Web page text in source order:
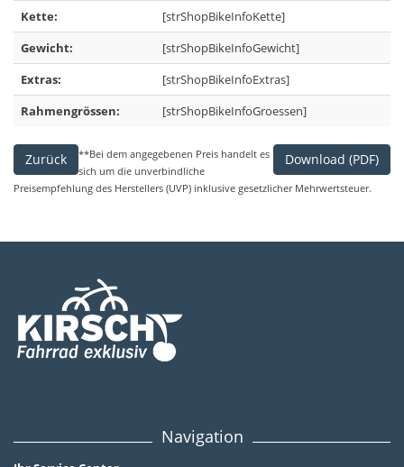
Kette:
[strShopBikeInfoKette]
Gewicht:
[strShopBikeInfoGewicht]
Extras:
[strShopBikeInfoExtras]
Rahmengrössen:
[strShopBikeInfoGroessen]
Zurück Download (PDF)
**Bei dem angegebenen Preis handelt es
sich um die unverbindliche
Preisempfehlung des Herstellers (UVP) inklusive gesetzlicher Mehrwertsteuer.
Navigation